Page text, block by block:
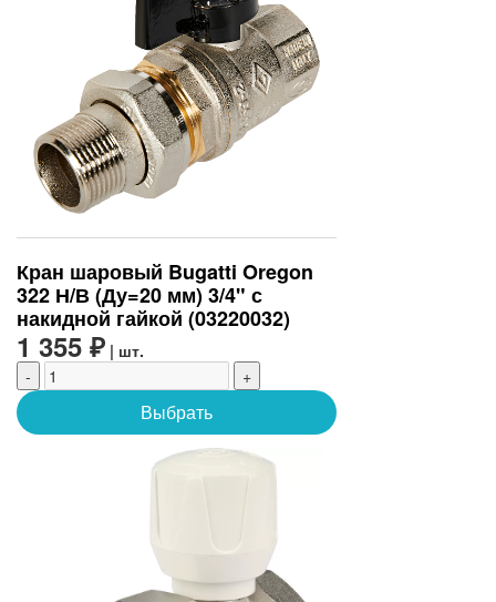
Кран шаровый Bugatti Oregon
322 Н/В (Ду=20 мм) 3/4" с
накидной гайкой (03220032)
1 355 ₽ | шт.
-
+
Выбрать